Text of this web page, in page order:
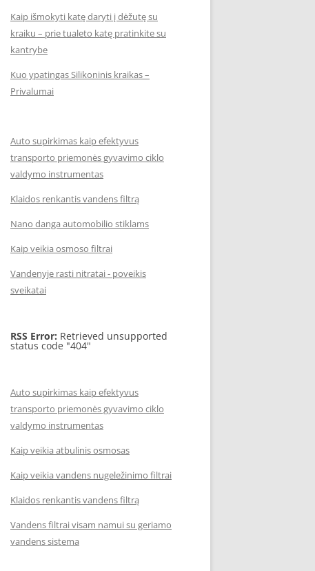
Kaip išmokyti katę daryti į dėžutę su
kraiku – prie tualeto katę pratinkite su
kantrybe
Kuo ypatingas Silikoninis kraikas –
Privalumai
Auto supirkimas kaip efektyvus
transporto priemonės gyvavimo ciklo
valdymo instrumentas
Klaidos renkantis vandens filtrą
Nano danga automobilio stiklams
Kaip veikia osmoso filtrai
Vandenyje rasti nitratai - poveikis
sveikatai
RSS Error: Retrieved unsupported
status code "404"
Auto supirkimas kaip efektyvus
transporto priemonės gyvavimo ciklo
valdymo instrumentas
Kaip veikia atbulinis osmosas
Kaip veikia vandens nugeležinimo filtrai
Klaidos renkantis vandens filtrą
Vandens filtrai visam namui su geriamo
vandens sistema